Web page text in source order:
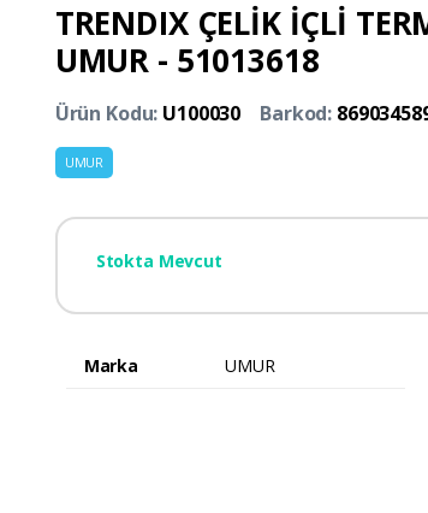
TRENDIX ÇELİK İÇLİ
UMUR - 51013618
Ürün Kodu: U100030 Barkod:
UMUR
Stokta Mevcut
Marka UMUR